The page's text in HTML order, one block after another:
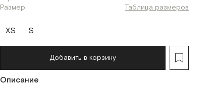
Размер
Таблица размеров
XS S
Добавить в корзину
Описание